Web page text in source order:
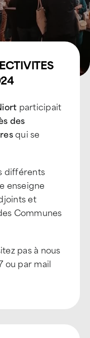
participait
des
qui se
différents
enseigne
et
Communes
pas à nous
ou par mail